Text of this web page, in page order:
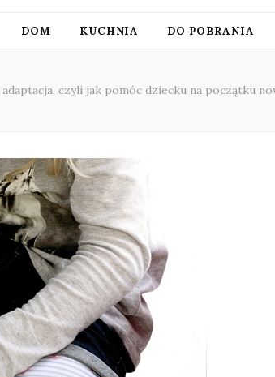
DOM KUCHNIA DO POBRANIA
adaptacja, czyli jak pomóc dziecku na początku